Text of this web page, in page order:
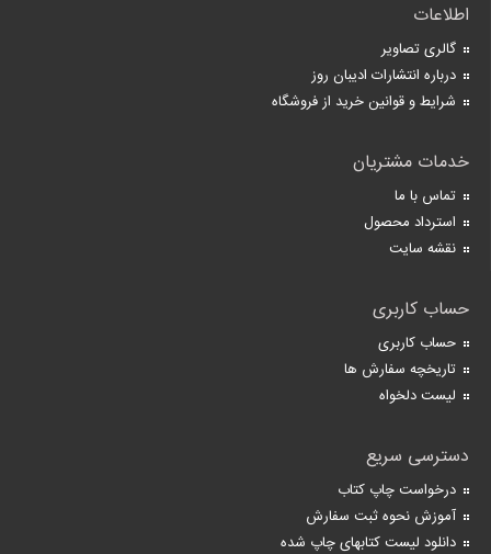
اطلاعات
گالری تصاویر
درباره انتشارات ادیبان روز
شرایط و قوانین خرید از فروشگاه
خدمات مشتریان
تماس با ما
استرداد محصول
نقشه سایت
حساب کاربری
حساب کاربری
تاریخچه سفارش ها
لیست دلخواه
دسترسی سریع
درخواست چاپ کتاب
آموزش نحوه ثبت سفارش
دانلود لیست کتابهای چاپ شده